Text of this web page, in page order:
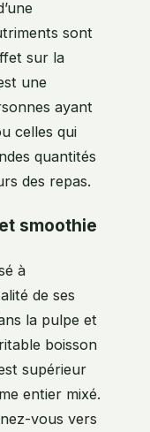
sont
sur la
une
ayant
celles qui
quantités
des repas.
smoothie
à
de ses
la pulpe et
boisson
supérieur
entier mixé.
vous vers